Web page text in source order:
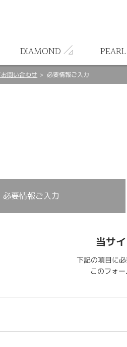
DIAMOND PEARL
問い合わせ 必要情報ご入力
必要情報ご入力
当サ
下記の項目に
このフォ